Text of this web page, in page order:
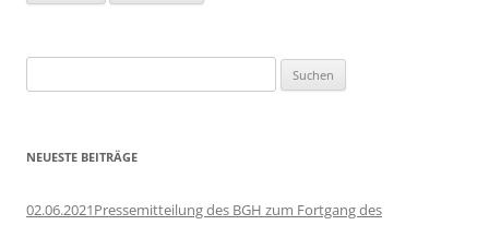
nach:
NEUESTE BEITRÄGE
02.06.2021Pressemitteilung des BGH zum Fortgang des